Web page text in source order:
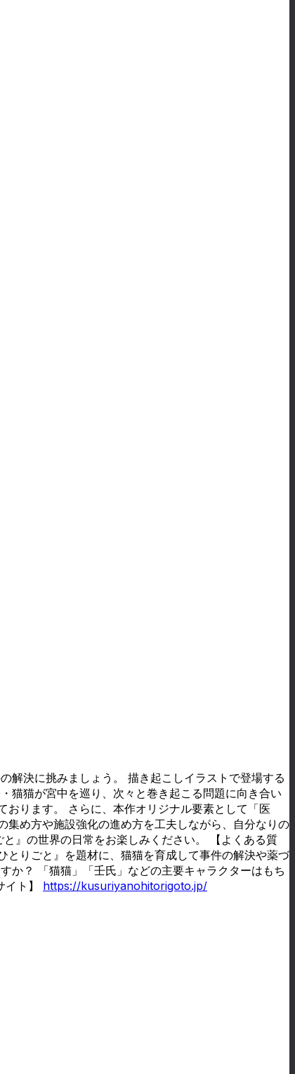
解決に挑みましょう。 描き起こしイラストで登場する
猫猫が宮中を巡り、次々と巻き起こる問題に向き合い
おります。 さらに、本作オリジナル要素として「医
め方や施設強化の進め方を工夫しながら、自分なりの
』の世界の日常をお楽しみください。 【よくある質
りごと』を題材に、猫猫を育成して事件の解決や薬づ
か？ 「猫猫」「壬氏」などの主要キャラクターはもち
ト】 https://kusuriyanohitorigoto.jp/